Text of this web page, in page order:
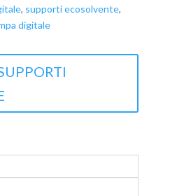
, supporti ecosolvente,
digitale